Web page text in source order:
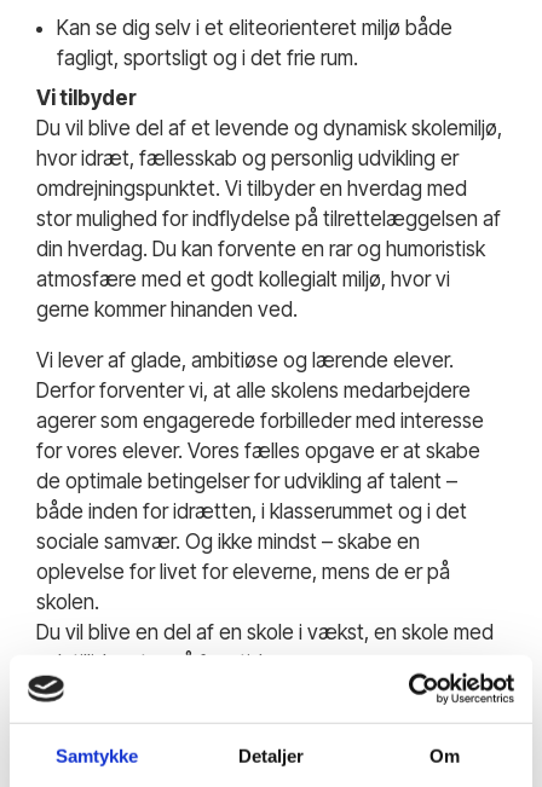
Samtykke Detaljer Om
Kan se dig selv i et eliteorienteret miljø både
fagligt, sportsligt og i det frie rum.
Vi tilbyder
Du vil blive del af et levende og dynamisk skolemiljø,
hvor idræt, fællesskab og personlig udvikling er
omdrejningspunktet. Vi tilbyder en hverdag med
stor mulighed for indflydelse på tilrettelæggelsen af
din hverdag. Du kan forvente en rar og humoristisk
atmosfære med et godt kollegialt miljø, hvor vi
gerne kommer hinanden ved.
Vi lever af glade, ambitiøse og lærende elever.
Derfor forventer vi, at alle skolens medarbejdere
agerer som engagerede forbilleder med interesse
for vores elever. Vores fælles opgave er at skabe
de optimale betingelser for udvikling af talent –
både inden for idrætten, i klasserummet og i det
sociale samvær. Og ikke mindst – skabe en
oplevelse for livet for eleverne, mens de er på
skolen.
Du vil blive en del af en skole i vækst, en skole med
selvtillid og tro på fremtiden.
Stillingen er fra 01.01.2026-31.12.2026.
Ansættelse sker iflg. overenskomst mellem